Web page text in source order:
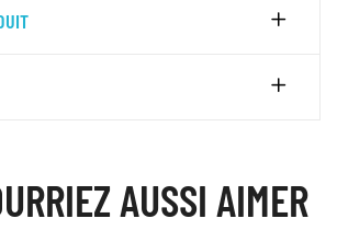
AUSSI AIMER